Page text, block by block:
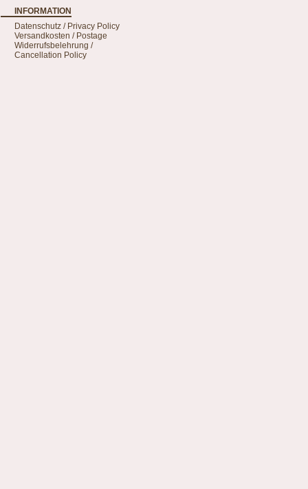
INFORMATION
Datenschutz / Privacy Policy
Versandkosten / Postage
Widerrufsbelehrung /
Cancellation Policy